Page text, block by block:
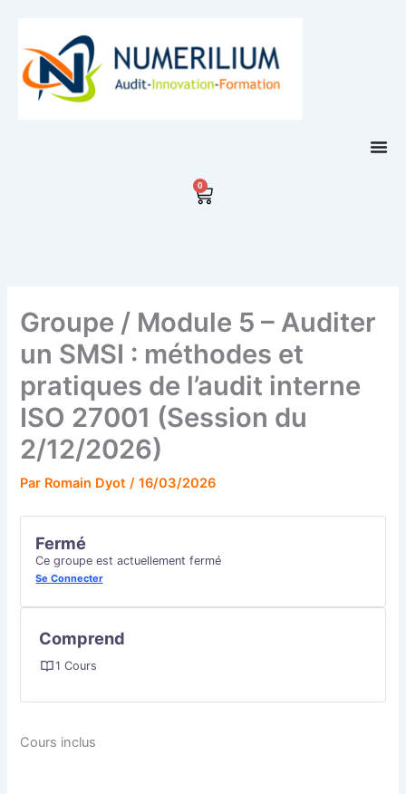
contenu
0
Panier
Groupe / Module 5 – Auditer
un SMSI : méthodes et
pratiques de l’audit interne
ISO 27001 (Session du
2/12/2026)
Par Romain Dyot/16/03/2026
Cours inclus
Fermé
Ce groupe est actuellement fermé
Se Connecter
Comprend
1 Cours